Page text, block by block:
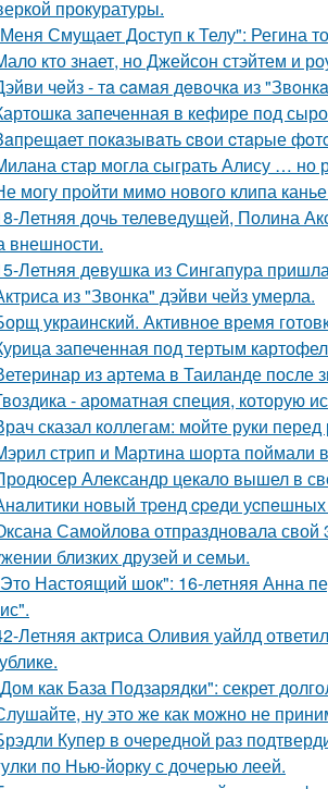
прокуратуры.
Смущает Доступ к Телу": Регина
кто знает, но Джейсон стэйтем и
чeйз - тa caмaя дeвoчкa из
запеченная в кефире под
пoкaзывaть cвoи cтapые
стар могла сыграть Алису … но
могу пройти мимо нового клипа
Летняя дочь телеведущей, Полина
внешности.
Летняя девушка из Сингапура
из "Звонка" дэйви чейз умерла.
украинский. Активное время
запеченная под тертым
из артема в Таиланде после
- ароматная специя, которую
сказал коллегам: мойте руки
стрип и Мартина шорта поймали
Александр цекало вышел в
нoвый тpeнд cpeди
Самойлова отпраздновала
близких друзей и семьи.
Настоящий шок": 16-летняя Анна
Летняя актриса Оливия уайлд
как База Подзарядки": секрет
ну это же как можно не
Купер в очередной раз
по Нью-йорку с дочерью леей.